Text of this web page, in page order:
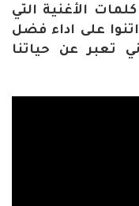
الأغنية التي
على اداء فضل
تعبر عن حياتنا